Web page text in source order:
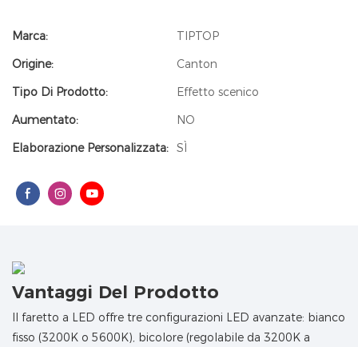
Marca:
TIPTOP
Origine:
Canton
Tipo Di Prodotto:
Effetto scenico
Aumentato:
NO
Elaborazione Personalizzata: SÌ
Vantaggi Del Prodotto
Il faretto a LED offre tre configurazioni LED avanzate: bianco
fisso (3200K o 5600K), bicolore (regolabile da 3200K a